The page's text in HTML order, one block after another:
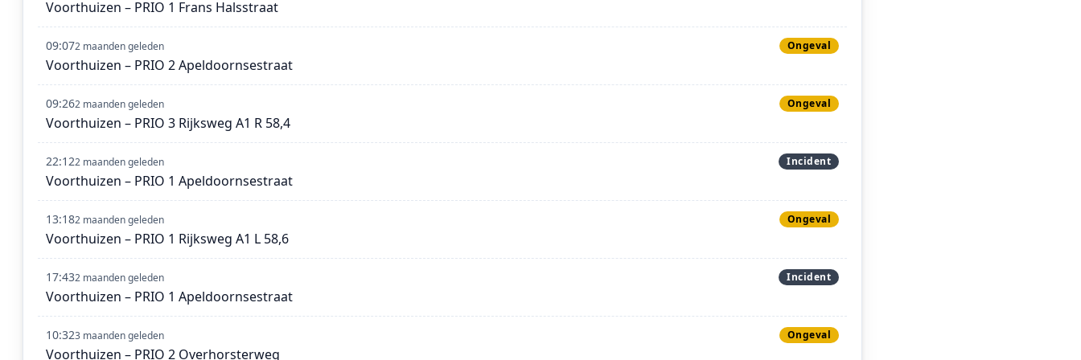
Voorthuizen – PRIO 1 Frans Halsstraat
09:072 maanden geleden Ongeval
Voorthuizen – PRIO 2 Apeldoornsestraat
09:262 maanden geleden Ongeval
Voorthuizen – PRIO 3 Rijksweg A1 R 58,4
22:122 maanden geleden Incident
Voorthuizen – PRIO 1 Apeldoornsestraat
13:182 maanden geleden Ongeval
Voorthuizen – PRIO 1 Rijksweg A1 L 58,6
17:432 maanden geleden Incident
Voorthuizen – PRIO 1 Apeldoornsestraat
10:323 maanden geleden Ongeval
Voorthuizen – PRIO 2 Overhorsterweg